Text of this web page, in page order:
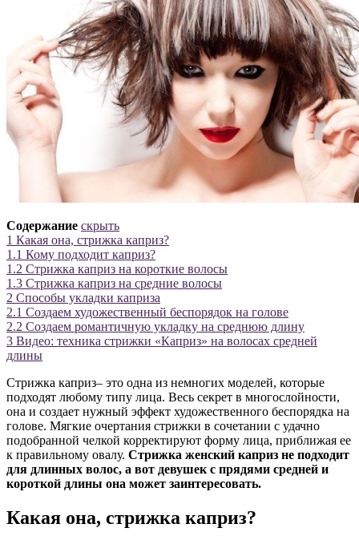
Содержание скрыть
1 Какая она, стрижка каприз?
1.1 Кому подходит каприз?
1.2 Стрижка каприз на короткие волосы
1.3 Стрижка каприз на средние волосы
2 Способы укладки каприза
2.1 Создаем художественный беспорядок на голове
2.2 Создаем романтичную укладку на среднюю длину
3 Видео: техника стрижки «Каприз» на волосах средней
длины
Стрижка каприз– это одна из немногих моделей, которые
подходят любому типу лица. Весь секрет в многослойности,
она и создает нужный эффект художественного беспорядка на
голове. Мягкие очертания стрижки в сочетании с удачно
подобранной челкой корректируют форму лица, приближая ее
к правильному овалу. Стрижка женский каприз не подходит
для длинных волос, а вот девушек с прядями средней и
короткой длины она может заинтересовать.
Какая она, стрижка каприз?